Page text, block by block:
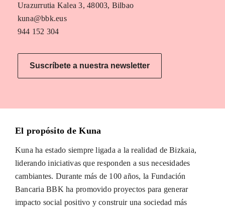
Urazurrutia Kalea 3, 48003, Bilbao
kuna@bbk.eus
944 152 304
Suscríbete a nuestra newsletter
El propósito de Kuna
Kuna ha estado siempre ligada a la realidad de Bizkaia,
liderando iniciativas que responden a sus necesidades
cambiantes. Durante más de 100 años, la Fundación
Bancaria BBK ha promovido proyectos para generar
impacto social positivo y construir una sociedad más